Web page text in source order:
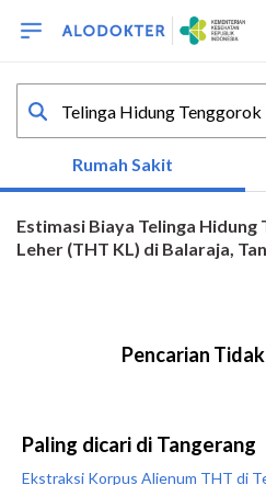
Paling dicari di Tangerang
Ekstraksi Korpus Alienum THT di